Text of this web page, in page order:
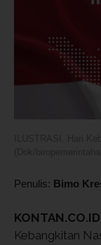
Penulis: Bimo
Kebangkitan